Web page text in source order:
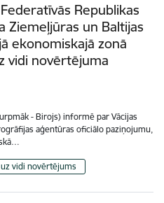
Republikas
Ziemeļjūras un Baltijas
ekonomiskajā zonā
vidi novērtējuma
- Birojs) informē par Vācijas
aģentūras oficiālo paziņojumu,
vidi novērtējums